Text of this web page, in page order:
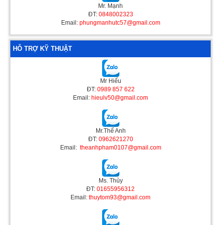
Mr. Mạnh
ĐT: 0848002323
Email: phungmanhutc57@gmail.com
HỖ TRỢ KỸ THUẬT
Mr Hiếu
ĐT: 0989 857 622
Email: hieulv50@gmail.com
Mr.Thế Anh
ĐT: 0962621270
Email: theanhpham0107@gmail.com
Ms. Thủy
ĐT: 01655956312
Email: thuytom93@gmail.com